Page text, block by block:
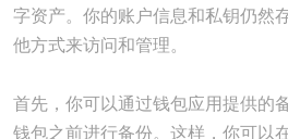
字资产。你的账户信息和私钥仍然
他方式来访问和管理。
首先，你可以通过钱包应用提供的
钱包之前进行备份。这样，你可以